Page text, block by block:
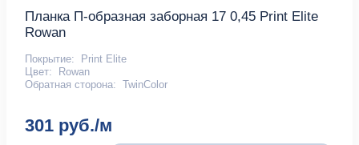
Планка П-образная заборная 17 0,45 Print Elite
Rowan
Покрытие:
Print Elite
Цвет:
Rowan
Обратная сторона: TwinColor
301 руб./м